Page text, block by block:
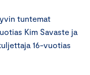
tuntemat
Kim Savaste ja
16-vuotias